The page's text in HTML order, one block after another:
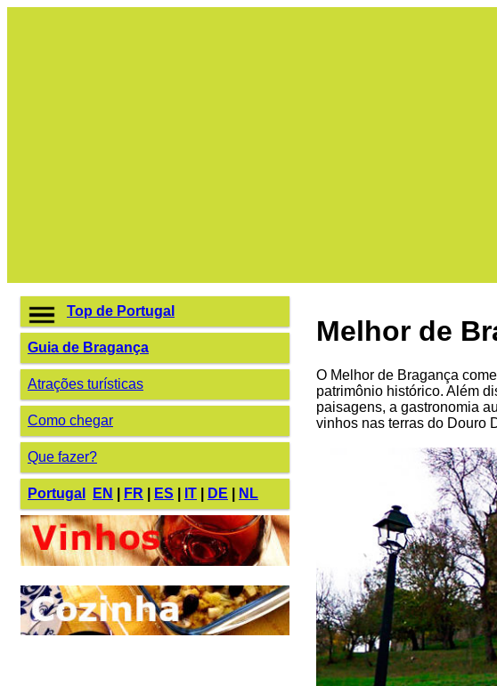
Top de Portugal
Guia de Bragança
Atrações turísticas
Como chegar
Que fazer?
Portugal EN FR ES IT DE NL
Melhor de
O Melhor de Bragança
patrimônio histórico. Além
paisagens, a gastronomia
vinhos nas terras do Douro